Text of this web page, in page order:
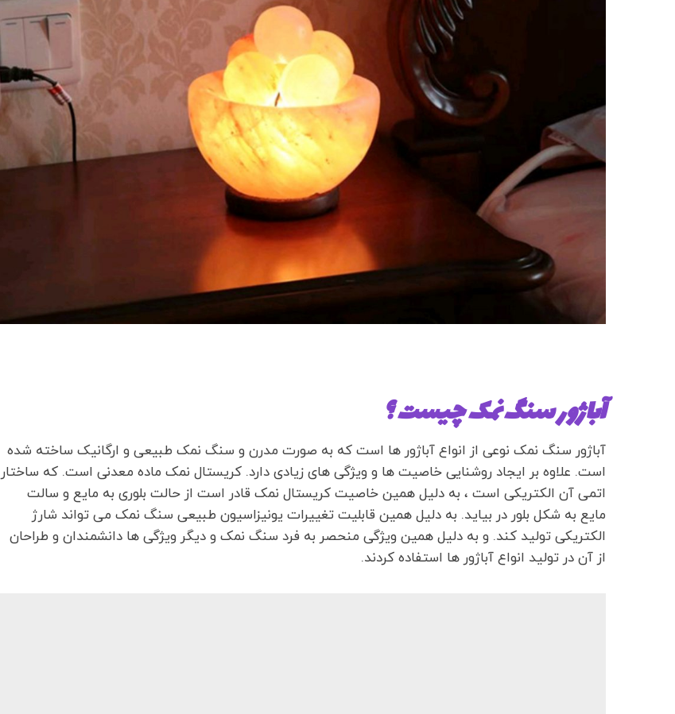
آباژور سنگ نمک چیست ؟
آباژور سنگ نمک نوعی از انواع آباژور ها است که به صورت مدرن و سنگ نمک طبیعی و ارگانیک ساخته شده
است. علاوه بر ایجاد روشنایی خاصیت ها و ویژگی های زیادی دارد. کریستال نمک ماده معدنی است. که ساختار
اتمی آن الکتریکی است ، به دلیل همین خاصیت کریستال نمک قادر است از حالت بلوری به مایع و سالت
مایع به شکل بلور در بیاید. به دلیل همین قابلیت تغییرات یونیزاسیون طبیعی سنگ نمک می تواند شارژ
الکتریکی تولید کند. و به دلیل همین ویژگی منحصر به فرد سنگ نمک و دیگر ویژگی ها دانشمندان و طراحان
از آن در تولید انواع آباژور ها استفاده کردند.